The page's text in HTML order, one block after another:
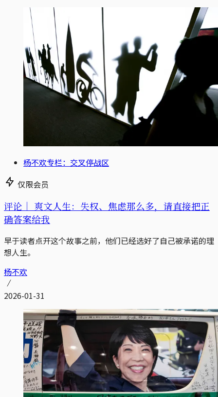
杨不欢专栏：交叉停战区
仅限会员
评论｜ 爽文人生：失权、焦虑那么多，请直接把正
确答案给我
早于读者点开这个故事之前，他们已经选好了自己被承诺的理
想人生。
杨不欢
2026-01-31